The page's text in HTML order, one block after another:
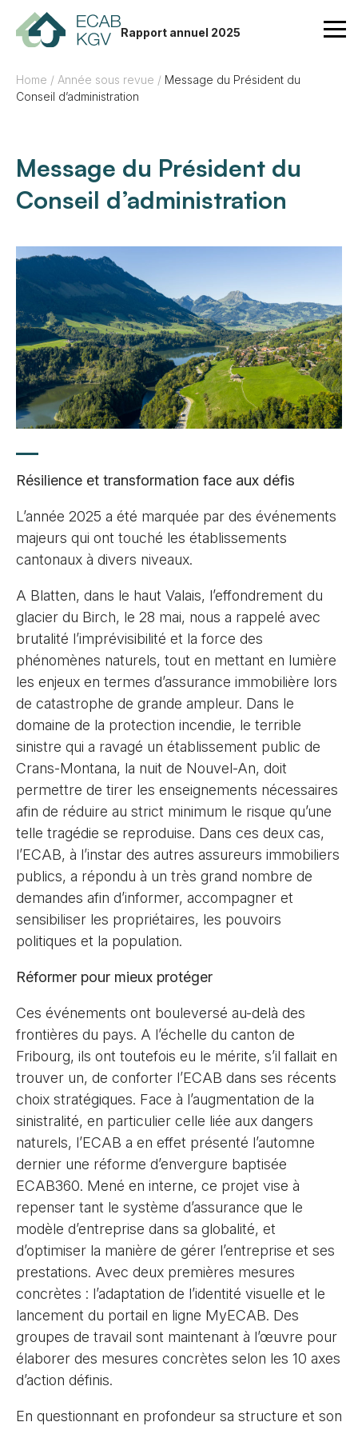
Aller au contenu
Rapport annuel 2025
Home / Année sous revue / Message du Président du
Conseil d’administration
Message du Président du
Conseil d’administration
Résilience et transformation face aux défis
L’année 2025 a été marquée par des événements
majeurs qui ont touché les établissements
cantonaux à divers niveaux.
A Blatten, dans le haut Valais, l’effondrement du
glacier du Birch, le 28 mai, nous a rappelé avec
brutalité l’imprévisibilité et la force des
phénomènes naturels, tout en mettant en lumière
les enjeux en termes d’assurance immobilière lors
de catastrophe de grande ampleur. Dans le
domaine de la protection incendie, le terrible
sinistre qui a ravagé un établissement public de
Crans-Montana, la nuit de Nouvel-An, doit
permettre de tirer les enseignements nécessaires
afin de réduire au strict minimum le risque qu’une
telle tragédie se reproduise. Dans ces deux cas,
l’ECAB, à l’instar des autres assureurs immobiliers
publics, a répondu à un très grand nombre de
demandes afin d’informer, accompagner et
sensibiliser les propriétaires, les pouvoirs
politiques et la population.
Réformer pour mieux protéger
Ces événements ont bouleversé au-delà des
frontières du pays. A l’échelle du canton de
Fribourg, ils ont toutefois eu le mérite, s’il fallait en
trouver un, de conforter l’ECAB dans ses récents
choix stratégiques. Face à l’augmentation de la
sinistralité, en particulier celle liée aux dangers
naturels, l’ECAB a en effet présenté l’automne
dernier une réforme d’envergure baptisée
ECAB360. Mené en interne, ce projet vise à
repenser tant le système d’assurance que le
modèle d’entreprise dans sa globalité, et
d’optimiser la manière de gérer l’entreprise et ses
prestations. Avec deux premières mesures
concrètes : l’adaptation de l’identité visuelle et le
lancement du portail en ligne MyECAB. Des
groupes de travail sont maintenant à l’œuvre pour
élaborer des mesures concrètes selon les 10 axes
d’action définis.
En questionnant en profondeur sa structure et son